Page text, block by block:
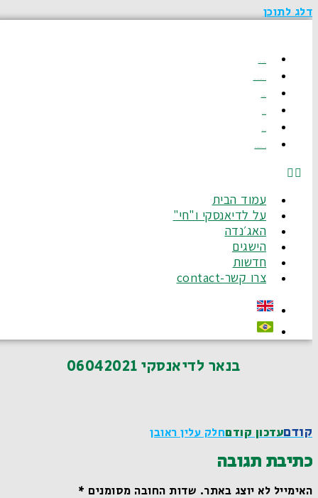
דלג לתוכן
עמוד הבית
על לדיאנסקי ו"חי"
האג׳נדה
הישגים
חדשות
צרו קשר-contact
בנאר לדיאנסקי 06042021
קודםעדכון קודםחלק עלין ראובן
כתיבת תגובה
האימייל לא יוצג באתר.שדות החובה מסומנים*